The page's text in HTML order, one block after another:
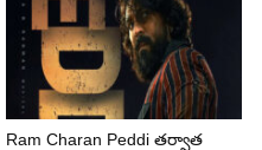
Ram Charan Peddi తర్వాత